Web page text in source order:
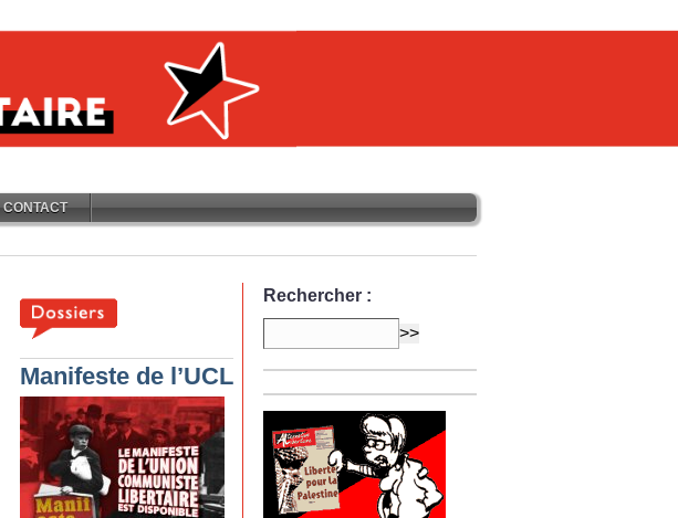
CONTACT
Manifeste de l’UCL
Rechercher :